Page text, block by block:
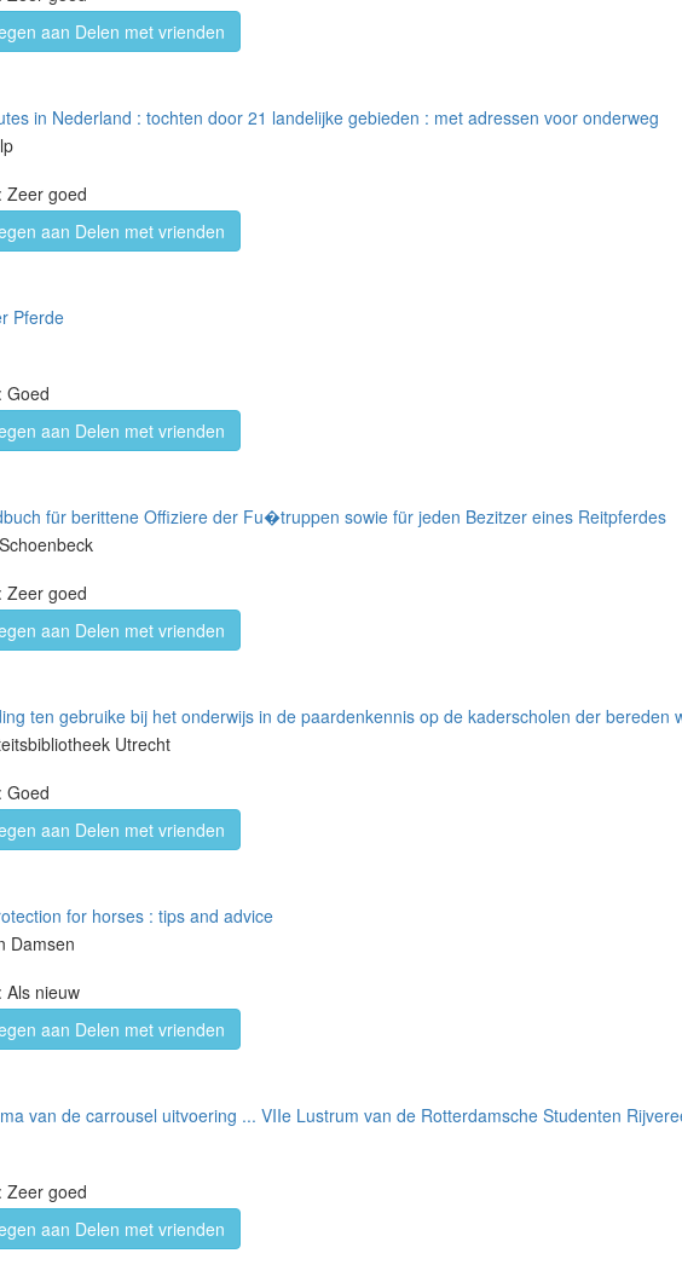
aan Delen met vrienden
in Nederland : tochten door 21 landelijke gebieden : met adressen voor onderweg
Zeer goed
aan Delen met vrienden
Pferde
Goed
aan Delen met vrienden
für berittene Offiziere der Fu�truppen sowie für jeden Bezitzer eines Reitpferdes
Zeer goed
aan Delen met vrienden
ten gebruike bij het onderwijs in de paardenkennis op de kaderscholen der bereden
Utrecht
Goed
aan Delen met vrienden
for horses : tips and advice
Damsen
Als nieuw
aan Delen met vrienden
van de carrousel uitvoering ... VIIe Lustrum van de Rotterdamsche Studenten
Zeer goed
aan Delen met vrienden